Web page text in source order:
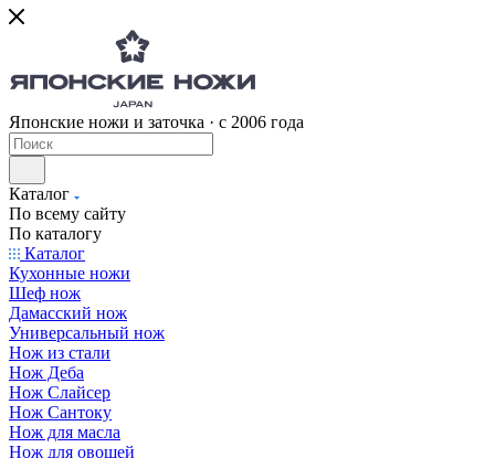
Японские ножи и заточка · с 2006 года
Каталог
По всему сайту
По каталогу
Каталог
Кухонные ножи
Шеф нож
Дамасский нож
Универсальный нож
Нож из стали
Нож Деба
Нож Слайсер
Нож Сантоку
Нож для масла
Нож для овощей